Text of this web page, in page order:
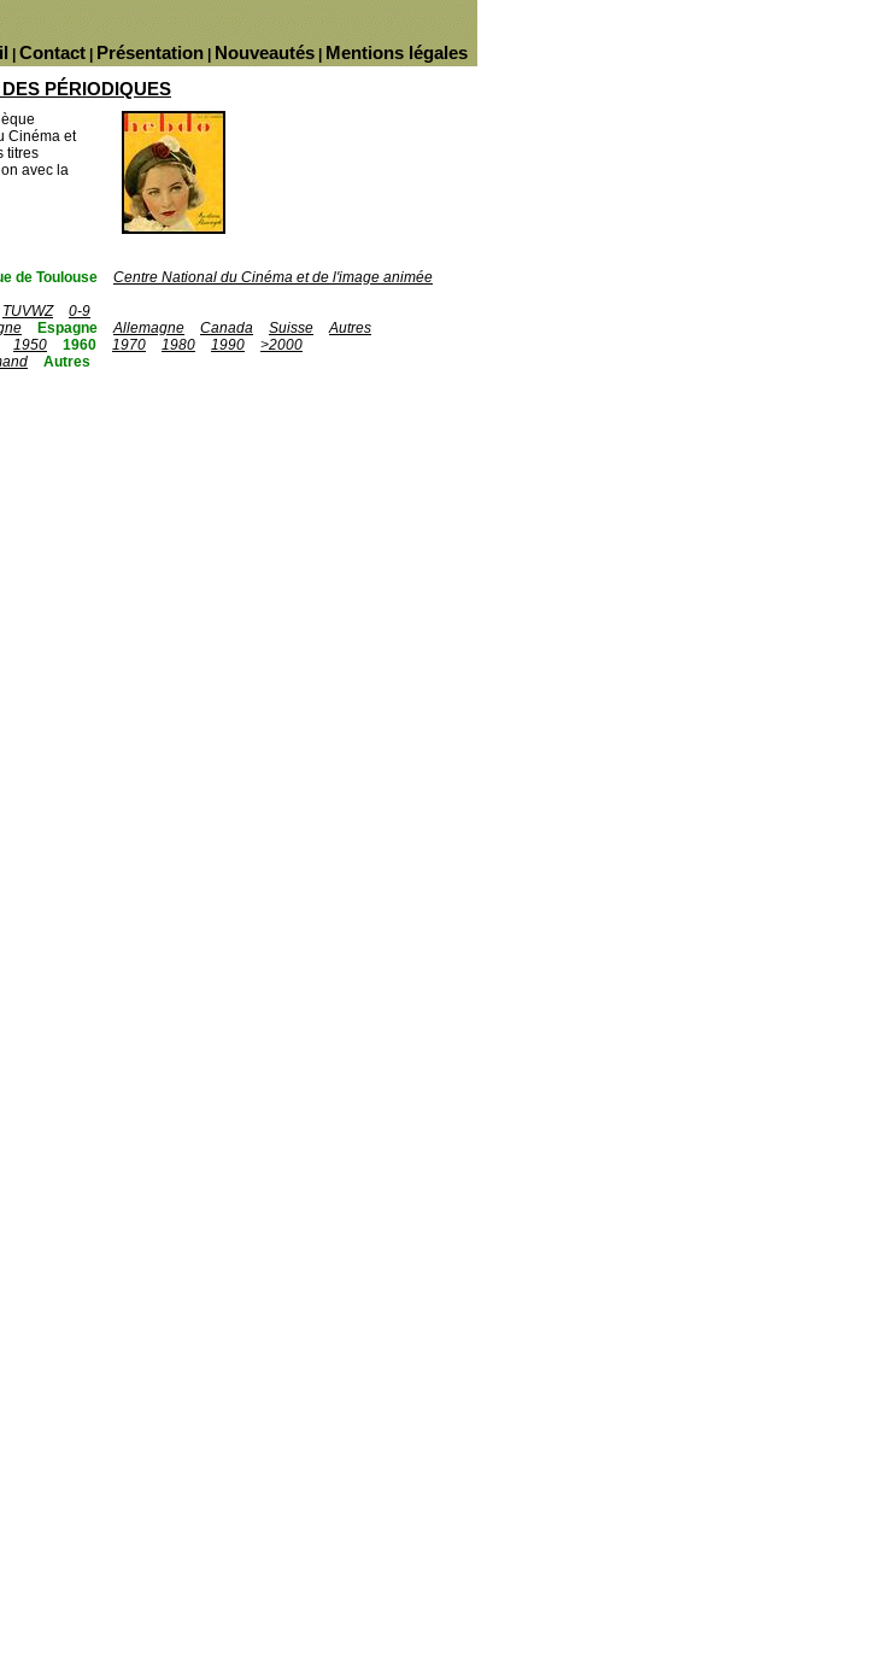
Mentions légales
Nouveautés
Présentation
Contact
PÉRIODIQUES
Cinéma et
titres
avec la
de Toulouse
Centre National du Cinéma et de l'image animée
TUVWZ
0-9
Espagne Allemagne Canada Suisse
Autres
1950 1960 1970 1980 1990
>2000
Autres